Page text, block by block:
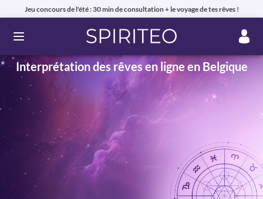
Jeu concours de l'été : 30 min de consultation + le voyage de tes rêves !
Ouvrir le menu
Interprétation des rêves en ligne en Belgique